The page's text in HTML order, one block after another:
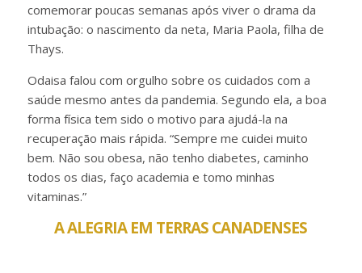
comemorar poucas semanas após viver o drama da
intubação: o nascimento da neta, Maria Paola, filha de
Thays.
Odaisa falou com orgulho sobre os cuidados com a
saúde mesmo antes da pandemia. Segundo ela, a boa
forma física tem sido o motivo para ajudá-la na
recuperação mais rápida. “Sempre me cuidei muito
bem. Não sou obesa, não tenho diabetes, caminho
todos os dias, faço academia e tomo minhas
vitaminas.”
A ALEGRIA EM TERRAS CANADENSES